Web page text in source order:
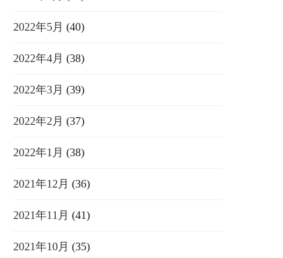
2022年5月 (40)
2022年4月 (38)
2022年3月 (39)
2022年2月 (37)
2022年1月 (38)
2021年12月 (36)
2021年11月 (41)
2021年10月 (35)